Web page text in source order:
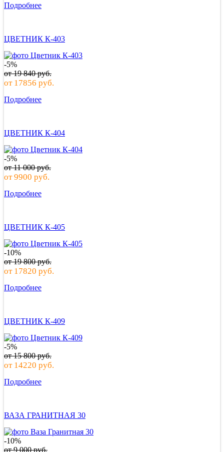
Подробнее
ЦВЕТНИК К-403
-5%
от19 840руб.
от 17856 руб.
Подробнее
ЦВЕТНИК К-404
-5%
от11 000руб.
от9900 руб.
Подробнее
ЦВЕТНИК К-405
-10%
от19 800руб.
от 17820 руб.
Подробнее
ЦВЕТНИК К-409
-5%
от15 800руб.
от 14220 руб.
Подробнее
ВАЗА ГРАНИТНАЯ 30
-10%
от9 000руб.